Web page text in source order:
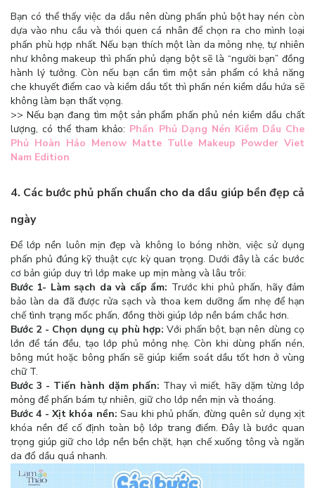
Bạn có thể thấy việc da dầu nên dùng phấn phủ bột hay nén còn
dựa vào nhu cầu và thói quen cá nhân để chọn ra cho mình loại
phấn phù hợp nhất. Nếu bạn thích một làn da mỏng nhẹ, tự nhiên
như không makeup thì phấn phủ dạng bột sẽ là “người bạn” đồng
hành lý tưởng. Còn nếu bạn cần tìm một sản phẩm có khả năng
che khuyết điểm cao và kiềm dầu tốt thì phấn nén kiềm dầu hứa sẽ
không làm bạn thất vọng.
>> Nếu bạn đang tìm một sản phẩm phấn phủ nén kiềm dầu chất
lượng, có thể tham khảo: Phấn Phủ Dạng Nén Kiềm Dầu Che
Phủ Hoàn Hảo Menow Matte Tulle Makeup Powder Viet
Nam Edition
4. Các bước phủ phấn chuẩn cho da dầu giúp bền đẹp cả
ngày
Để lớp nền luôn mịn đẹp và không lo bóng nhờn, việc sử dụng
phấn phủ đúng kỹ thuật cực kỳ quan trọng. Dưới đây là các bước
cơ bản giúp duy trì lớp make up mịn màng và lâu trôi:
Bước 1- Làm sạch da và cấp ẩm: Trước khi phủ phấn, hãy đảm
bảo làn da đã được rửa sạch và thoa kem dưỡng ẩm nhẹ để hạn
chế tình trạng mốc phấn, đồng thời giúp lớp nền bám chắc hơn.
Bước 2 - Chọn dụng cụ phù hợp:Với phấn bột, bạn nên dùng cọ
lớn để tán đều, tạo lớp phủ mỏng nhẹ. Còn khi dùng phấn nén,
bông mút hoặc bông phấn sẽ giúp kiểm soát dầu tốt hơn ở vùng
chữ T.
Bước 3 - Tiến hành dặm phấn: Thay vì miết, hãy dặm từng lớp
mỏng để phấn bám tự nhiên, giữ cho lớp nền mịn và thoáng.
Bước 4 - Xịt khóa nền:Sau khi phủ phấn, đừng quên sử dụng xịt
khóa nền để cố định toàn bộ lớp trang điểm. Đây là bước quan
trọng giúp giữ cho lớp nền bền chặt, hạn chế xuống tông và ngăn
da đổ dầu quá nhanh.